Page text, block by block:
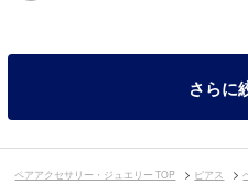
さらに
ペアアクセサリー・ジュエリー TOP ピアス